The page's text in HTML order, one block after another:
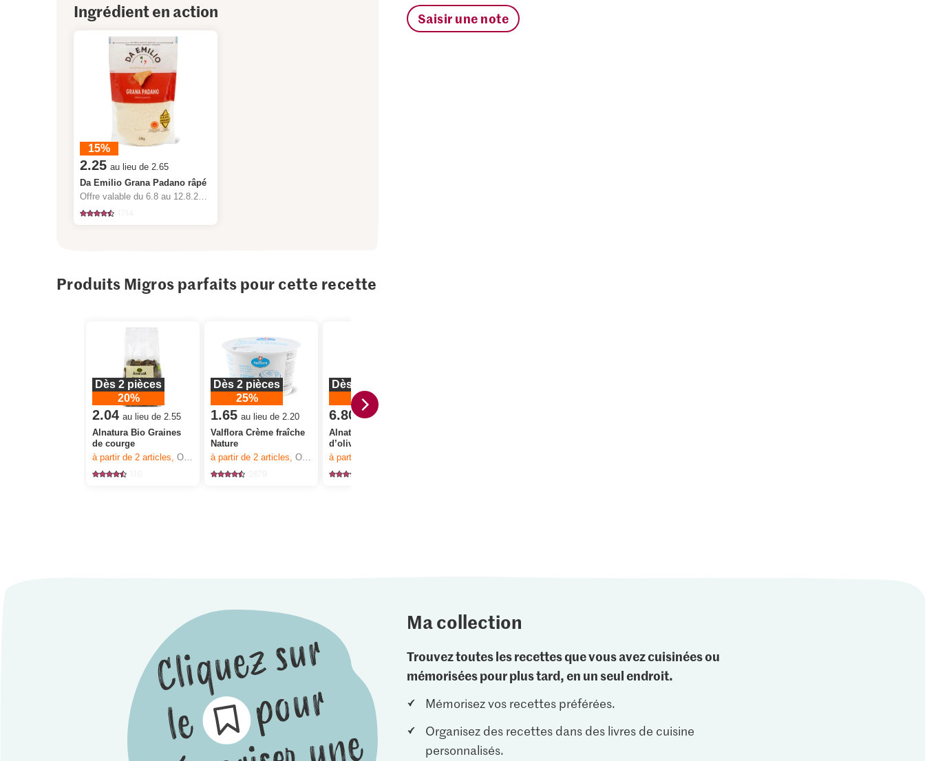
Ingrédient en action
15%
2.25 au lieu de 2.65
Da Emilio Grana Padano râpé
Offre valable du 6.8 au 12.8.2026, jusqu’à épuisement du stock.
Produits Migros parfaits pour cette recette
Dès 2 pièces
20%
2.04 au lieu de 2.55
Alnatura Bio Graines
de courge
à partir de 2articles,Offre valable du 6.8 au 12.8.2026, jusqu’à épuisement du stock.
Dès 2 pièces
25%
1.65 au lieu de 2.20
Valflora Crème fraîche
Nature
à partir de 2articles,Offre valable du 6.8 au 12.8.2026, jusqu’à épuisement du stock.
Dès 2 pièces
20%
6.80 au lieu de 8.50
Alnatura Bio Huile
d’olive extra vierge
à partir de 2
Saisir une note
Ma collection
Trouvez toutes les recettes que vous avez cuisinées ou
mémorisées pour plus tard, en un seul endroit.
Mémorisez vos recettes préférées.
Organisez des recettes dans des livres de cuisine
personnalisés.